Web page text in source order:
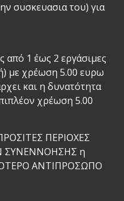
συσκευασια του) για
από 1 έως 2 εργάσιμες
με χρέωση 5.00 ευρω
και η δυνατότητα
χρέωση 5.00
ΠΕΡΙΟΧΕΣ
ΣΥΝΕΝΝΟΗΣΗΣ η
ΑΝΤΙΠΡΟΣΩΠΟ